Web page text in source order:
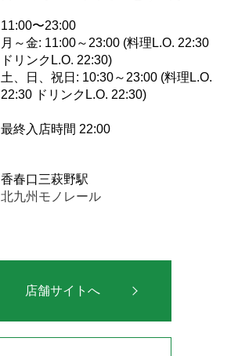
11:00〜23:00
月～金: 11:00～23:00 (料理L.O. 22:30
ドリンクL.O. 22:30)
土、日、祝日: 10:30～23:00 (料理L.O.
22:30 ドリンクL.O. 22:30)
最終入店時間 22:00
香春口三萩野駅
北九州モノレール
店舗サイトへ